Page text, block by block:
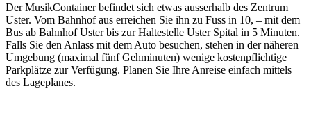
Der MusikContainer befindet sich etwas ausserhalb des Zentrum
Uster. Vom Bahnhof aus erreichen Sie ihn zu Fuss in 10, – mit dem
Bus ab Bahnhof Uster bis zur Haltestelle Uster Spital in 5 Minuten.
Falls Sie den Anlass mit dem Auto besuchen, stehen in der näheren
Umgebung (maximal fünf Gehminuten) wenige kostenpflichtige
Parkplätze zur Verfügung. Planen Sie Ihre Anreise einfach mittels
des Lageplanes.